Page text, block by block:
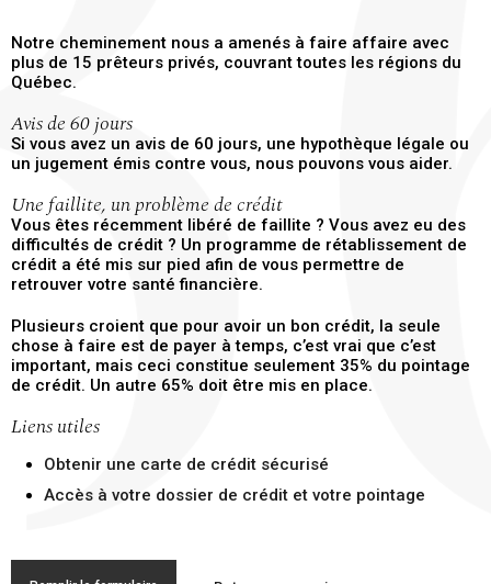
Notre cheminement nous a amenés à faire affaire avec
plus de 15 prêteurs privés, couvrant toutes les régions du
Québec.
Avis de 60 jours
Si vous avez un avis de 60 jours, une hypothèque légale ou
un jugement émis contre vous, nous pouvons vous aider.
Une faillite, un problème de crédit
Vous êtes récemment libéré de faillite ? Vous avez eu des
difficultés de crédit ? Un programme de rétablissement de
crédit a été mis sur pied afin de vous permettre de
retrouver votre santé financière.
Plusieurs croient que pour avoir un bon crédit, la seule
chose à faire est de payer à temps, c’est vrai que c’est
important, mais ceci constitue seulement 35% du pointage
de crédit. Un autre 65% doit être mis en place.
Liens utiles
Obtenir une carte de crédit sécurisé
Accès à votre dossier de crédit et votre pointage